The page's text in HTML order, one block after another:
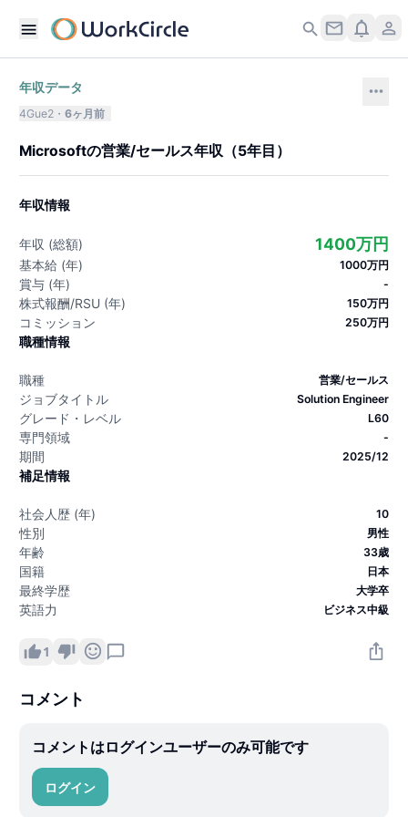
年収データ
4Gue2 6ヶ月前
Microsoftの営業/セールス年収 （5年目）
年収情報
年収 (総額) 1400万円
基本給 (年) 1000万円
賞与 (年) -
株式報酬/RSU (年) 150万円
コミッション 250万円
職種情報
職種 営業/セールス
ジョブタイトル Solution Engineer
グレード・レベル L60
専門領域 -
期間 2025/12
補足情報
社会人歴 (年) 10
性別 男性
年齢 33歳
国籍 日本
最終学歴 大学卒
英語力 ビジネス中級
1
コメント
コメントはログインユーザーのみ可能です
ログイン